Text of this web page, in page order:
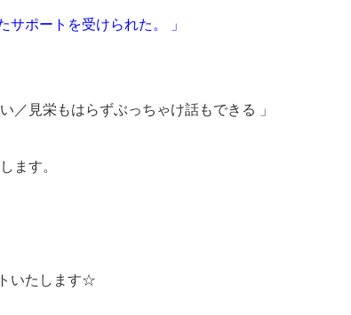
ポートを受けられた。 」
／見栄もはらずぶっちゃけ話もできる 」
ます。
いたします☆